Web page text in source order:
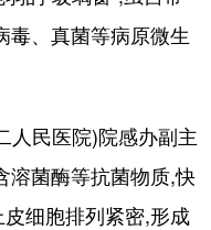
信息化 乡村振兴
教基地
毒、真菌等病原微生
民医院)院感办副主
溶菌酶等抗菌物质,快
细胞排列紧密,形成